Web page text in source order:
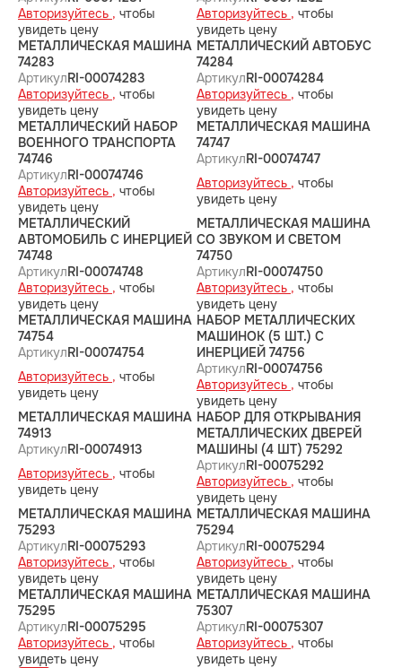
Авторизуйтесь , чтобы
увидеть цену
Авторизуйтесь , чтобы
увидеть цену
МЕТАЛЛИЧЕСКАЯ МАШИНА
74283
АртикулRI-00074283
Авторизуйтесь , чтобы
увидеть цену
МЕТАЛЛИЧЕСКИЙ АВТОБУС
74284
АртикулRI-00074284
Авторизуйтесь , чтобы
увидеть цену
МЕТАЛЛИЧЕСКИЙ НАБОР
ВОЕННОГО ТРАНСПОРТА
74746
АртикулRI-00074746
Авторизуйтесь , чтобы
увидеть цену
МЕТАЛЛИЧЕСКАЯ МАШИНА
74747
АртикулRI-00074747
Авторизуйтесь , чтобы
увидеть цену
МЕТАЛЛИЧЕСКИЙ
АВТОМОБИЛЬ С ИНЕРЦИЕЙ
74748
АртикулRI-00074748
Авторизуйтесь , чтобы
увидеть цену
МЕТАЛЛИЧЕСКАЯ МАШИНА
СО ЗВУКОМ И СВЕТОМ
74750
АртикулRI-00074750
Авторизуйтесь , чтобы
увидеть цену
МЕТАЛЛИЧЕСКАЯ МАШИНА
74754
АртикулRI-00074754
Авторизуйтесь , чтобы
увидеть цену
НАБОР МЕТАЛЛИЧЕСКИХ
МАШИНОК (5 ШТ.) С
ИНЕРЦИЕЙ 74756
АртикулRI-00074756
Авторизуйтесь , чтобы
увидеть цену
МЕТАЛЛИЧЕСКАЯ МАШИНА
74913
АртикулRI-00074913
Авторизуйтесь , чтобы
увидеть цену
НАБОР ДЛЯ ОТКРЫВАНИЯ
МЕТАЛЛИЧЕСКИХ ДВЕРЕЙ
МАШИНЫ (4 ШТ) 75292
АртикулRI-00075292
Авторизуйтесь , чтобы
увидеть цену
МЕТАЛЛИЧЕСКАЯ МАШИНА
75293
АртикулRI-00075293
Авторизуйтесь , чтобы
увидеть цену
МЕТАЛЛИЧЕСКАЯ МАШИНА
75294
АртикулRI-00075294
Авторизуйтесь , чтобы
увидеть цену
МЕТАЛЛИЧЕСКАЯ МАШИНА
75295
АртикулRI-00075295
Авторизуйтесь , чтобы
увидеть цену
МЕТАЛЛИЧЕСКАЯ МАШИНА
75307
АртикулRI-00075307
Авторизуйтесь , чтобы
увидеть цену